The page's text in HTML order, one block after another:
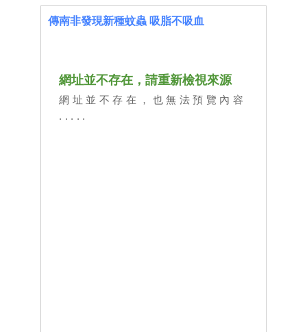
傳南非發現新種蚊蟲 吸脂不吸血
網址並不存在，請重新檢視來源
網址並不存在，也無法預覽內容
.....